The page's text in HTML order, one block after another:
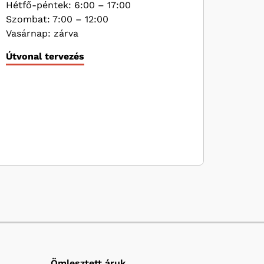
Hétfő-péntek: 6:00 – 17:00
Szombat: 7:00 – 12:00
Vasárnap: zárva
Útvonal tervezés